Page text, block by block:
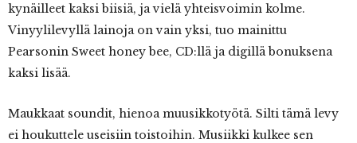
kynäilleet kaksi biisiä, ja vielä yhteisvoimin kolme.
Vinyylilevyllä lainoja on vain yksi, tuo mainittu
Pearsonin Sweet honey bee, CD:llä ja digillä bonuksena
kaksi lisää.
Maukkaat soundit, hienoa muusikkotyötä. Silti tämä levy
ei houkuttele useisiin toistoihin. Musiikki kulkee sen